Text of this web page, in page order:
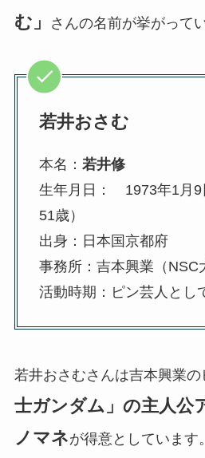
む」
さんの名前が挙がって
若井おさむ
本名： 若井修
生年月日： 1973年1月9
51歳）
出身：日本国京都府
事務所：吉本興業（NSC
活動時期：ピン芸人とし
若井おさむさんは吉本興業の
士ガンダム」の主人公
ノマネが得意としています。